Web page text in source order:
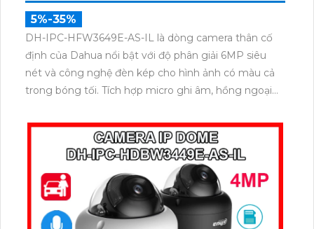
5%-35%
DH-IPC-HFW3649E-AS-IL là dòng camera thân cố
định của Dahua nổi bật với độ phân giải 6MP siêu
nét và công nghệ đèn kép cho hình ảnh có màu cả
trong bóng tối. Tích hợp micro ghi âm, hồng ngoại
bụi nước,camera hoạt động ổn định trong mọi điều
kiện thời tiết. Nhờ công nghệ AI thông minh phân
biệt chính xác người và phương tiện, cùng hỗ trợ
POE.